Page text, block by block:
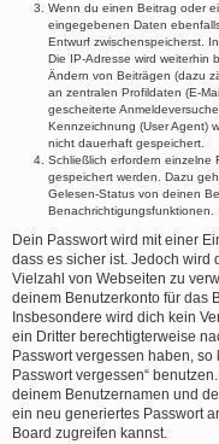
Wenn du einen Beitrag oder
eingegebenen Daten
Entwurf zwischenspeicherst.
Die IP-Adresse wird weiterhin
Ändern von Beiträgen (dazu
an zentralen Profildaten (E-
gescheiterte
Kennzeichnung (User Agent)
nicht dauerhaft gespeichert.
Schließlich erfordern einzelne
gespeichert werden. Dazu
Gelesen-Status von deinen
Benachrichtigungsfunktionen.
Dein Passwort wird mit einer
dass es sicher ist. Jedoch wird
Vielzahl von Webseiten zu
deinem Benutzerkonto für das
Insbesondere wird dich kein
ein Dritter berechtigterweise
Passwort vergessen haben,
Passwort vergessen“
deinem Benutzernamen und
ein neu generiertes Passwort
Board zugreifen kannst.